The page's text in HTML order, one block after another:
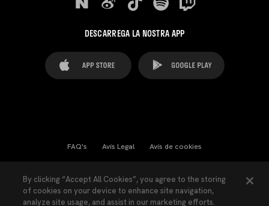
DESCARREGA LA NOSTRA APP
FAQ's Avís Legal Avís de cookies
Llei de Transparència Política de Privacitat
By clicking “Accept All Cookies”, you agree to the storing
of cookies on your device to enhance site navigation,
analyze site usage, and assist in our marketing efforts.